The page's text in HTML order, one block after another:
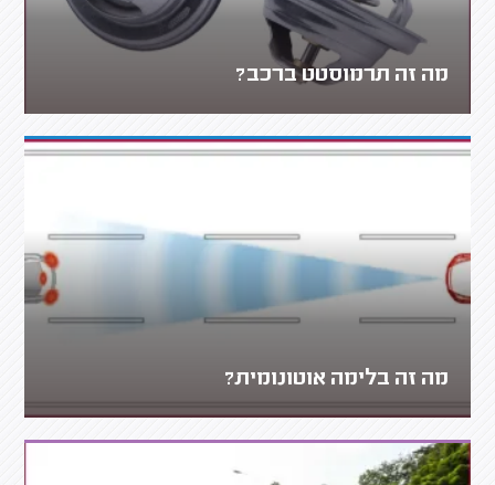
מה זה תרמוסטט ברכב?
מה זה בלימה אוטונומית?